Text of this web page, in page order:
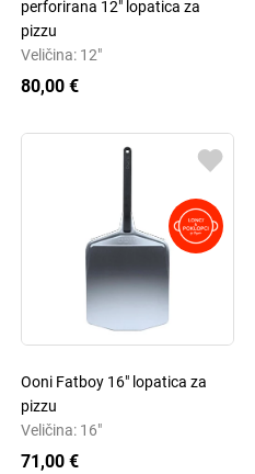
perforirana 12" lopatica za
pizzu
Veličina: 12"
80,00 €
Ooni Fatboy 16" lopatica za
pizzu
Veličina: 16"
71,00 €